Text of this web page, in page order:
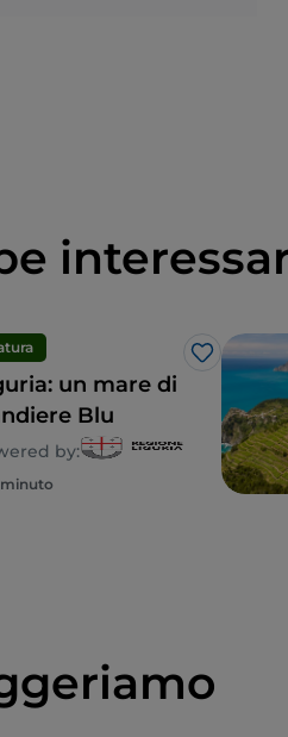
Like
un mare di
Blu
by:
minuto